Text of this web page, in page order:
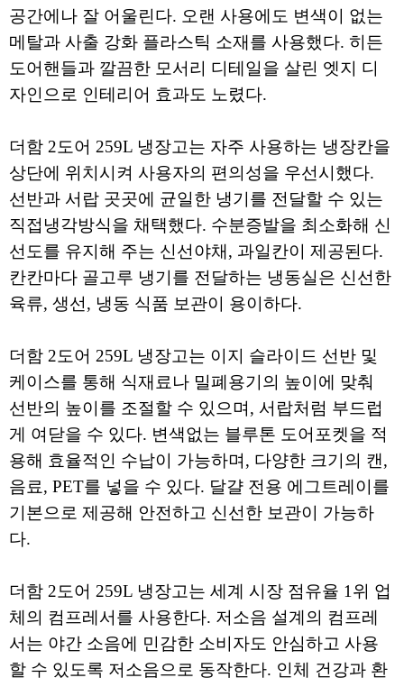
공간에나 잘 어울린다. 오랜 사용에도 변색이 없는
메탈과 사출 강화 플라스틱 소재를 사용했다. 히든
도어핸들과 깔끔한 모서리 디테일을 살린 엣지 디
자인으로 인테리어 효과도 노렸다.
더함 2도어 259L 냉장고는 자주 사용하는 냉장칸을
상단에 위치시켜 사용자의 편의성을 우선시했다.
선반과 서랍 곳곳에 균일한 냉기를 전달할 수 있는
직접냉각방식을 채택했다. 수분증발을 최소화해 신
선도를 유지해 주는 신선야채, 과일칸이 제공된다.
칸칸마다 골고루 냉기를 전달하는 냉동실은 신선한
육류, 생선, 냉동 식품 보관이 용이하다.
더함 2도어 259L 냉장고는 이지 슬라이드 선반 및
케이스를 통해 식재료나 밀폐용기의 높이에 맞춰
선반의 높이를 조절할 수 있으며, 서랍처럼 부드럽
게 여닫을 수 있다. 변색없는 블루톤 도어포켓을 적
용해 효율적인 수납이 가능하며, 다양한 크기의 캔,
음료, PET를 넣을 수 있다. 달걀 전용 에그트레이를
기본으로 제공해 안전하고 신선한 보관이 가능하
다.
더함 2도어 259L 냉장고는 세계 시장 점유율 1위 업
체의 컴프레서를 사용한다. 저소음 설계의 컴프레
서는 야간 소음에 민감한 소비자도 안심하고 사용
할 수 있도록 저소음으로 동작한다. 인체 건강과 환